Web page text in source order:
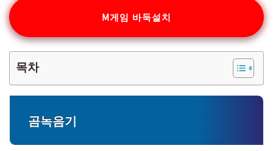
M게임 바둑설치
목차
곰녹음기